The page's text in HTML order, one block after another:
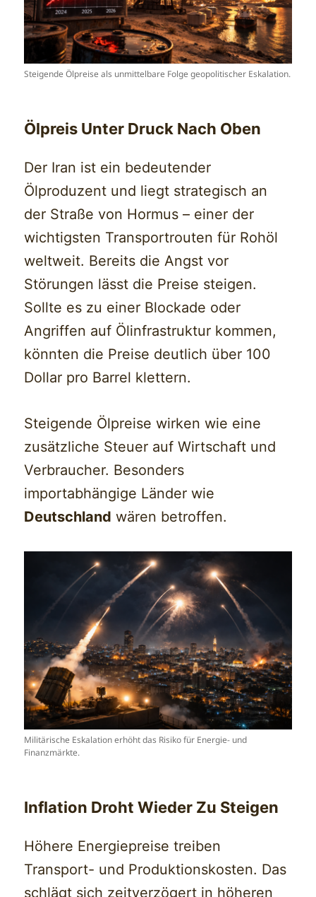
Steigende Ölpreise als unmittelbare Folge geopolitischer Eskalation.
Ölpreis Unter Druck Nach Oben
Der Iran ist ein bedeutender
Ölproduzent und liegt strategisch an
der Straße von Hormus – einer der
wichtigsten Transportrouten für Rohöl
weltweit. Bereits die Angst vor
Störungen lässt die Preise steigen.
Sollte es zu einer Blockade oder
Angriffen auf Ölinfrastruktur kommen,
könnten die Preise deutlich über 100
Dollar pro Barrel klettern.
Steigende Ölpreise wirken wie eine
zusätzliche Steuer auf Wirtschaft und
Verbraucher. Besonders
importabhängige Länder wie
Deutschland wären betroffen.
Militärische Eskalation erhöht das Risiko für Energie- und
Finanzmärkte.
Inflation Droht Wieder Zu Steigen
Höhere Energiepreise treiben
Transport- und Produktionskosten. Das
schlägt sich zeitverzögert in höheren